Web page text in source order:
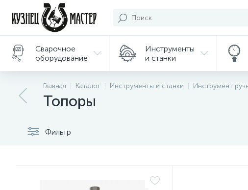
Сварочное
оборудование
Инструменты
и станки
Подарки/
Сувениры
Главная Каталог Инструменты и станки Инструмент
Топоры
Фильтр